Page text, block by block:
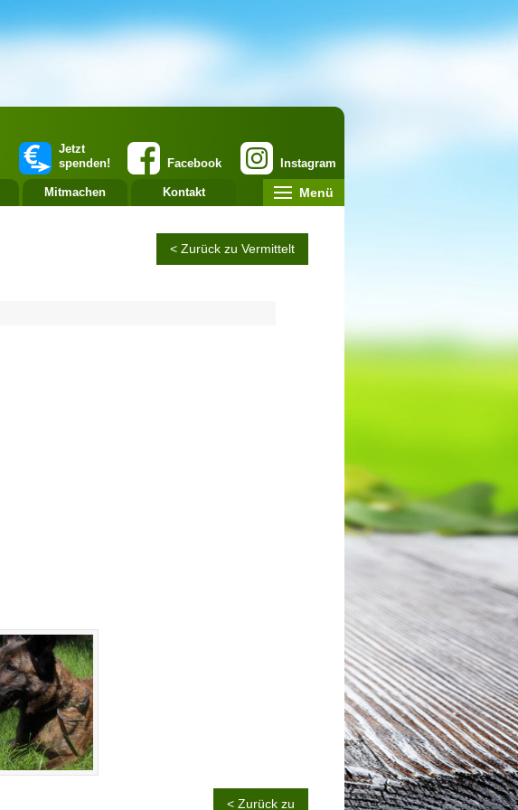
Instagram
Facebook
Jetzt
spenden!
Mitmachen Kontakt Menü
< Zurück zu Vermittelt
< Zurück zu